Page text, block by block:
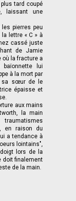
tard coupé
laissant une
pierres peu
lettre « C » à
cassé juste
de Jamie
où la fracture a
lui
à la mort par
sa sœur de le
épaisse et
aux mains
la main
en raison du
a tendance à
lointains",
lors de la
doit finalement
de la main.